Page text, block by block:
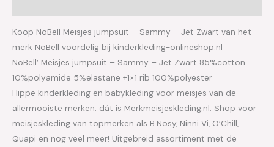
Koop NoBell Meisjes jumpsuit – Sammy – Jet Zwart van het
merk NoBell voordelig bij kinderkleding-onlineshop.nl
NoBell’ Meisjes jumpsuit – Sammy – Jet Zwart 85%cotton
10%polyamide 5%elastane +1×1 rib 100%polyester
Hippe kinderkleding en babykleding voor meisjes van de
allermooiste merken: dát is Merkmeisjeskleding.nl. Shop voor
meisjeskleding van topmerken als B.Nosy, Ninni Vi, O’Chill,
Quapi en nog veel meer! Uitgebreid assortiment met de